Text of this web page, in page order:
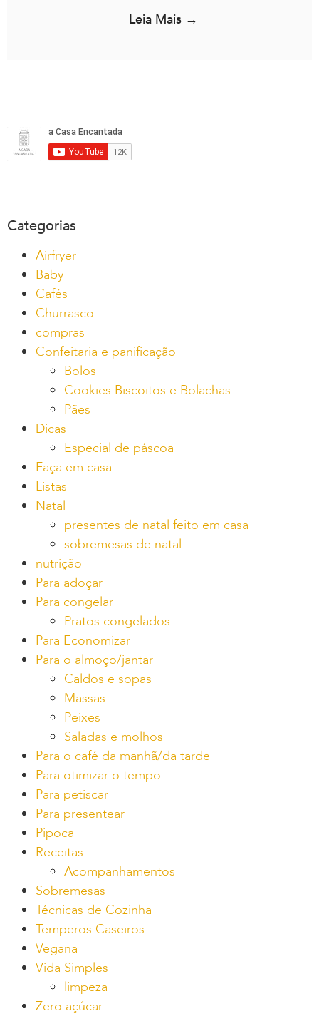
Leia Mais →
Categorias
Airfryer
Baby
Cafés
Churrasco
compras
Confeitaria e panificação
Bolos
Cookies Biscoitos e Bolachas
Pães
Dicas
Especial de páscoa
Faça em casa
Listas
Natal
presentes de natal feito em casa
sobremesas de natal
nutrição
Para adoçar
Para congelar
Pratos congelados
Para Economizar
Para o almoço/jantar
Caldos e sopas
Massas
Peixes
Saladas e molhos
Para o café da manhã/da tarde
Para otimizar o tempo
Para petiscar
Para presentear
Pipoca
Receitas
Acompanhamentos
Sobremesas
Técnicas de Cozinha
Temperos Caseiros
Vegana
Vida Simples
limpeza
Zero açúcar